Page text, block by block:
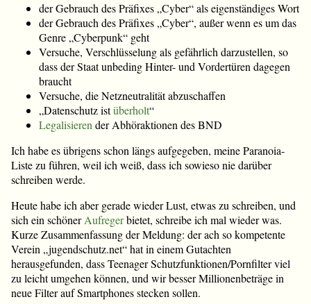
der Gebrauch des Präfixes „Cyber“ als eigenständiges Wort
der Gebrauch des Präfixes „Cyber“, außer wenn es um das
Genre „Cyberpunk“ geht
Versuche, Verschlüsselung als gefährlich darzustellen, so
dass der Staat unbeding Hinter- und Vordertüren dagegen
braucht
Versuche, die Netzneutralität abzuschaffen
„Datenschutz istüberholt“
Legalisieren der Abhöraktionen des BND
Ich habe es übrigens schon längs aufgegeben, meine Paranoia-
Liste zu führen, weil ich weiß, dass ich sowieso nie darüber
schreiben werde.
Heute habe ich aber gerade wieder Lust, etwas zu schreiben, und
sich ein schönerAufregerbietet, schreibe ich mal wieder was.
Kurze Zusammenfassung der Meldung: der ach so kompetente
Verein „jugendschutz.net“ hat in einem Gutachten
herausgefunden, dass Teenager Schutzfunktionen/Pornfilter viel
zu leicht umgehen können, und wir besser Millionenbeträge in
neue Filter auf Smartphones stecken sollen.